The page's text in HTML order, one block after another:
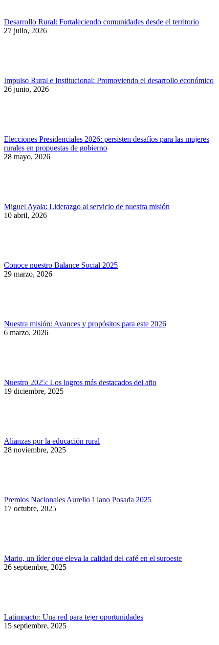
Desarrollo Rural: Fortaleciendo comunidades desde el territorio
27 julio, 2026
Impulso Rural e Institucional: Promoviendo el desarrollo económico
26 junio, 2026
Elecciones Presidenciales 2026: persisten desafíos para las mujeres
rurales en propuestas de gobierno
28 mayo, 2026
Miguel Ayala: Liderazgo al servicio de nuestra misión
10 abril, 2026
Conoce nuestro Balance Social 2025
29 marzo, 2026
Nuestra misión: Avances y propósitos para este 2026
6 marzo, 2026
Nuestro 2025: Los logros más destacados del año
19 diciembre, 2025
Alianzas por la educación rural
28 noviembre, 2025
Premios Nacionales Aurelio Llano Posada 2025
17 octubre, 2025
Mario, un líder que eleva la calidad del café en el suroeste
26 septiembre, 2025
Latimpacto: Una red para tejer oportunidades
15 septiembre, 2025